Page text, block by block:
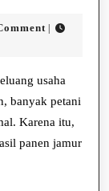
|
usaha
banyak petani
Karena itu,
panen jamur